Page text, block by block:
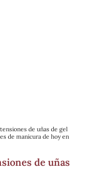
de uñas de gel
de manicura de hoy en
de uñas